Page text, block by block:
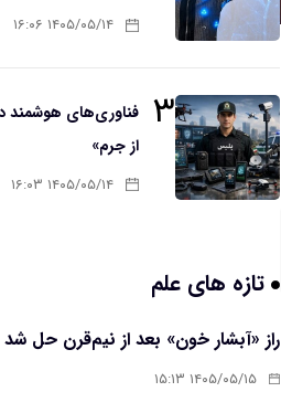
۱۴۰۵/۰۵/۱۴ ۱۶:۰۶
۳ فناوری‌های
از جرم»
۱۴۰۵/۰۵/۱۴ ۱۶:۰۳
تازه های علم
راز «آبشار خون» بعد از نیم‌قرن حل شد
۱۴۰۵/۰۵/۱۵ ۱۵:۱۳